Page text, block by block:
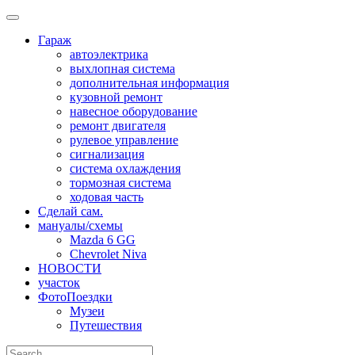
Skip
contentГараж
автоэлектрика
выхлопная система
дополнительная информация
кузовной ремонт
навесное оборудование
ремонт двигателя
рулевое управление
сигнализация
система охлаждения
тормозная система
ходовая часть
Сделай сам.
мануалы/схемы
Mazda 6 GG
Chevrolet Niva
НОВОСТИ
участок
ФотоПоездки
Музеи
Путешествия
Search